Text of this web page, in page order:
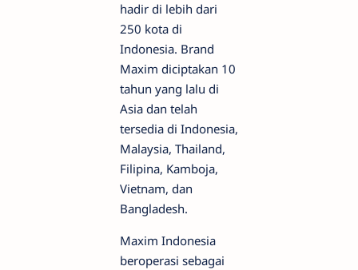
hadir di lebih dari
250 kota di
Indonesia. Brand
Maxim diciptakan 10
tahun yang lalu di
Asia dan telah
tersedia di Indonesia,
Malaysia, Thailand,
Filipina, Kamboja,
Vietnam, dan
Bangladesh.
Maxim Indonesia
beroperasi sebagai